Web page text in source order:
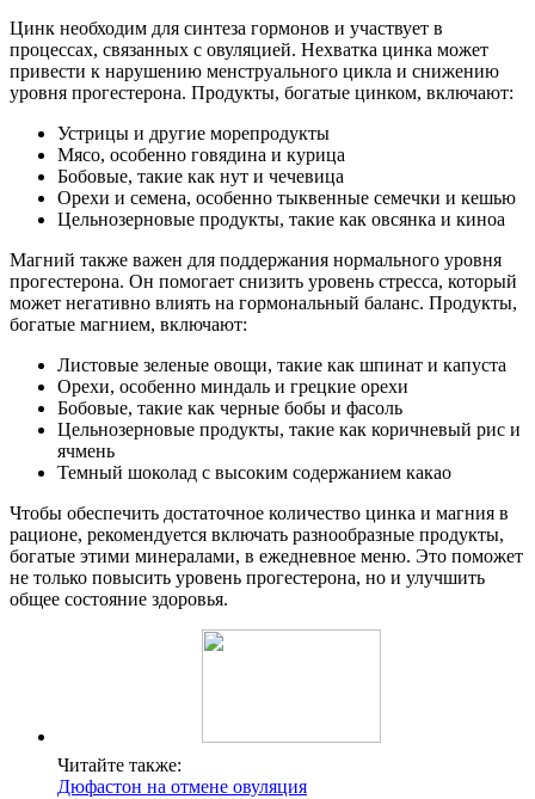
Цинк необходим для синтеза гормонов и участвует в
процессах, связанных с овуляцией. Нехватка цинка может
привести к нарушению менструального цикла и снижению
уровня прогестерона. Продукты, богатые цинком, включают:
Устрицы и другие морепродукты
Мясо, особенно говядина и курица
Бобовые, такие как нут и чечевица
Орехи и семена, особенно тыквенные семечки и кешью
Цельнозерновые продукты, такие как овсянка и киноа
Магний также важен для поддержания нормального уровня
прогестерона. Он помогает снизить уровень стресса, который
может негативно влиять на гормональный баланс. Продукты,
богатые магнием, включают:
Листовые зеленые овощи, такие как шпинат и капуста
Орехи, особенно миндаль и грецкие орехи
Бобовые, такие как черные бобы и фасоль
Цельнозерновые продукты, такие как коричневый рис и
ячмень
Темный шоколад с высоким содержанием какао
Чтобы обеспечить достаточное количество цинка и магния в
рационе, рекомендуется включать разнообразные продукты,
богатые этими минералами, в ежедневное меню. Это поможет
не только повысить уровень прогестерона, но и улучшить
общее состояние здоровья.
Читайте также:
Дюфастон на отмене овуляция